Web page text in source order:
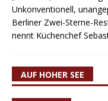
Unkonventionell,
Berliner Zwei-Sterne-
nennt Küchenchef
AUF HOHER SEE